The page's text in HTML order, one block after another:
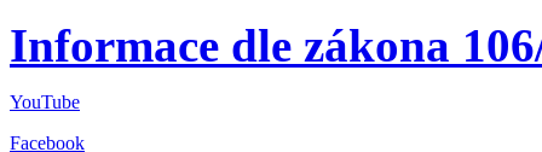
Informace dle zákona
YouTube
Facebook